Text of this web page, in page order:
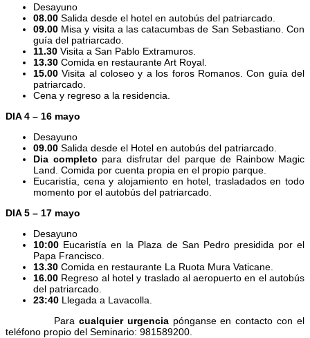
Desayuno
08.00 Salida desde el hotel en autobús del patriarcado.
09.00 Misa y visita a las catacumbas de San Sebastiano. Con
guía del patriarcado.
11.30 Visita a San Pablo Extramuros.
13.30 Comida en restaurante Art Royal.
15.00 Visita al coloseo y a los foros Romanos. Con guía del
patriarcado.
Cena y regreso a la residencia.
DIA 4 – 16 mayo
Desayuno
09.00 Salida desde el Hotel en autobús del patriarcado.
Dia completo para disfrutar del parque de Rainbow Magic
Land. Comida por cuenta propia en el propio parque.
Eucaristía, cena y alojamiento en hotel, trasladados en todo
momento por el autobús del patriarcado.
DIA 5 – 17 mayo
Desayuno
10:00 Eucaristía en la Plaza de San Pedro presidida por el
Papa Francisco.
13.30 Comida en restaurante La Ruota Mura Vaticane.
16.00 Regreso al hotel y traslado al aeropuerto en el autobús
del patriarcado.
23:40 Llegada a Lavacolla.
Para cualquier urgenciapónganse en contacto con el
teléfono propio del Seminario: 981589200.